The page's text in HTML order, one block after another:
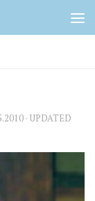
· UPDATED